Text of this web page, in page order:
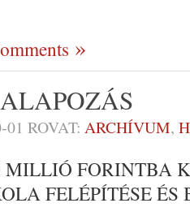
01 ROVAT: ARCHÍVUM,
MILLIÓ FORINTBA
FELÉPÍTÉSE ÉS